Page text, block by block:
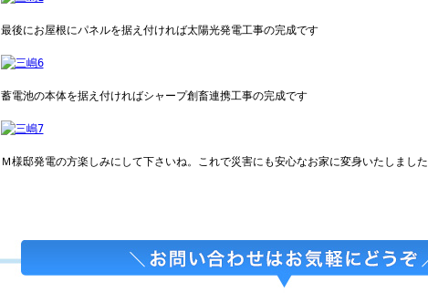
最後にお屋根にパネルを据え付ければ太陽光発電工事の完成です
蓄電池の本体を据え付ければシャープ創畜連携工事の完成です
Ｍ様邸発電の方楽しみにして下さいね。これで災害にも安心なお家に変身いたしました